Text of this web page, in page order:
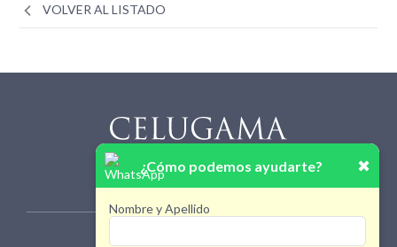
VOLVER AL LISTADO
¿Cómo podemos ayudarte? ✖
Nombre y Apellido